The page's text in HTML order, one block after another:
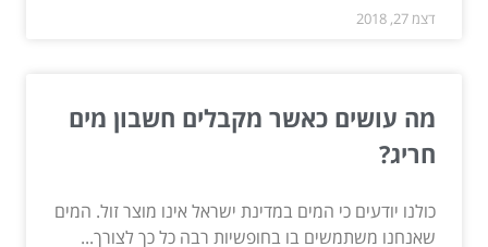
דצמ 27, 2018
מה עושים כאשר מקבלים חשבון מים
חריג?
כולנו יודעים כי המים במדינת ישראל אינו מוצר זול. המים
שאנחנו משתמשים בו בחופשיות רבה כל כך לצורך...